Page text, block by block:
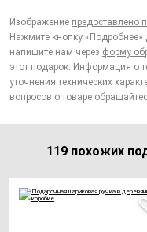
Изображение предоставлено
Нажмите кнопку
напишите нам через форму
этот подарок. Информация о
уточнения технических
вопросов о товаре
119 похожих